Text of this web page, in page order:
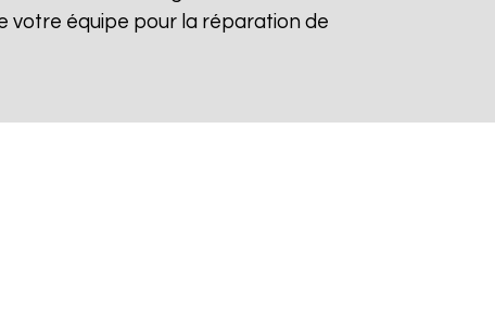
votre équipe pour la réparation de